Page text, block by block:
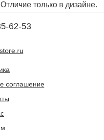
только в дизайне.
62-53
соглашение